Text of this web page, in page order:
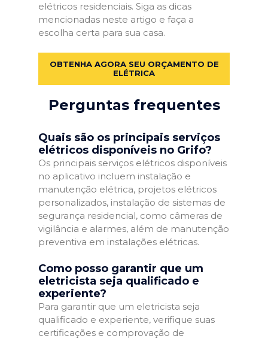
elétricos residenciais. Siga as dicas
mencionadas neste artigo e faça a
escolha certa para sua casa.
OBTENHA AGORA SEU ORÇAMENTO DE
ELÉTRICA
Perguntas frequentes
Quais são os principais serviços
elétricos disponíveis no Grifo?
Os principais serviços elétricos disponíveis
no aplicativo incluem instalação e
manutenção elétrica, projetos elétricos
personalizados, instalação de sistemas de
segurança residencial, como câmeras de
vigilância e alarmes, além de manutenção
preventiva em instalações elétricas.
Como posso garantir que um
eletricista seja qualificado e
experiente?
Para garantir que um eletricista seja
qualificado e experiente, verifique suas
certificações e comprovação de